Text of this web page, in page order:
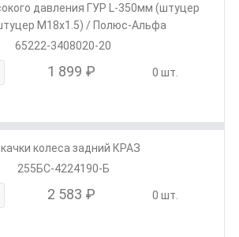
давления ГУР L-350мм (штуцер
М18х1.5) / Полюс-Альфа
65222-3408020-20
1 899 ₽ 0 шт.
колеса задний КРАЗ
255БС-4224190-Б
2 583 ₽ 0 шт.